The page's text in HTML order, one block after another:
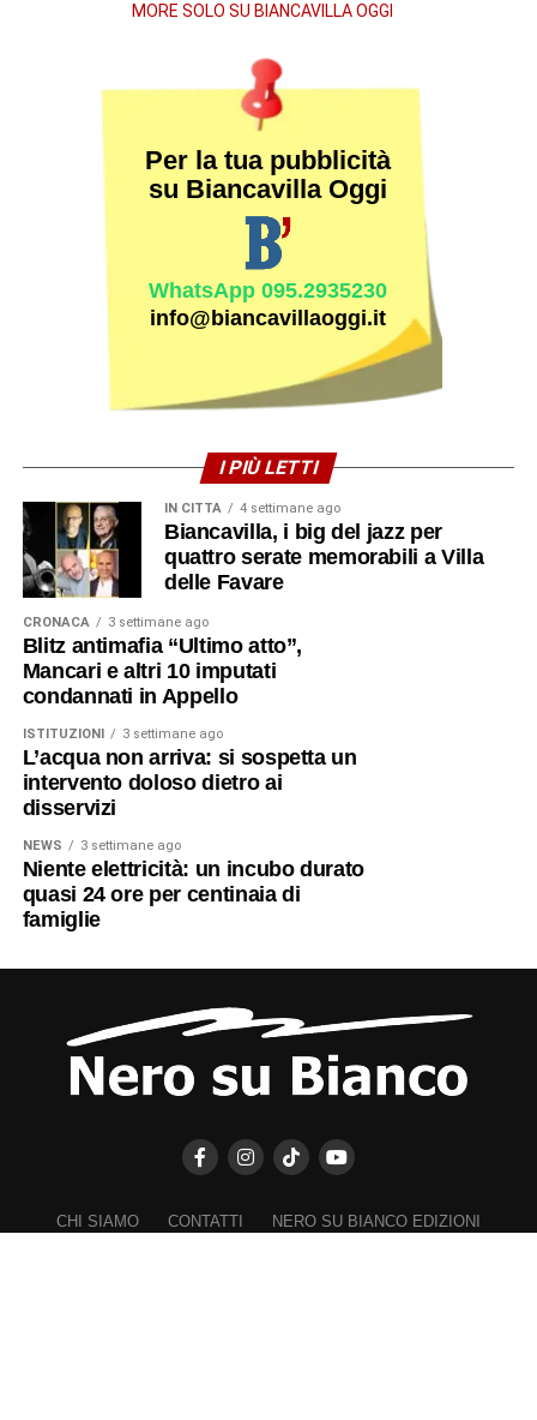
MORE SOLO SU BIANCAVILLA OGGI
Per la tua pubblicità
su Biancavilla Oggi
WhatsApp 095.2935230
info@biancavillaoggi.it
I PIÙ LETTI
IN CITTÀ 4 settimane ago
Biancavilla, i big del jazz per
quattro serate memorabili a Villa
delle Favare
CRONACA 3 settimane ago
Blitz antimafia “Ultimo atto”,
Mancari e altri 10 imputati
condannati in Appello
ISTITUZIONI 3 settimane ago
L’acqua non arriva: si sospetta un
intervento doloso dietro ai
disservizi
NEWS 3 settimane ago
Niente elettricità: un incubo durato
quasi 24 ore per centinaia di
famiglie
CHI SIAMO CONTATTI
NERO SU BIANCO EDIZIONI